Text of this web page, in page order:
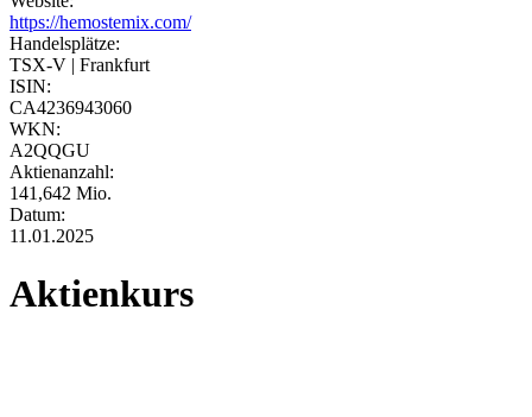
https://hemostemix.com/
Handelsplätze:
TSX-V | Frankfurt
ISIN:
CA4236943060
WKN:
A2QQGU
Aktienanzahl:
141,642 Mio.
Datum:
11.01.2025
Aktienkurs